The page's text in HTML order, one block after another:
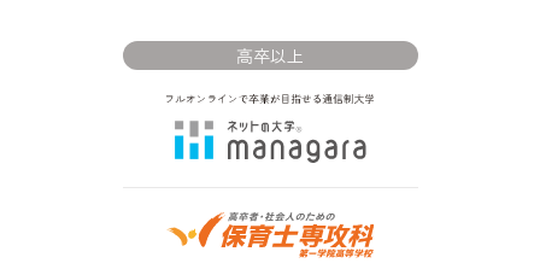
高卒以上